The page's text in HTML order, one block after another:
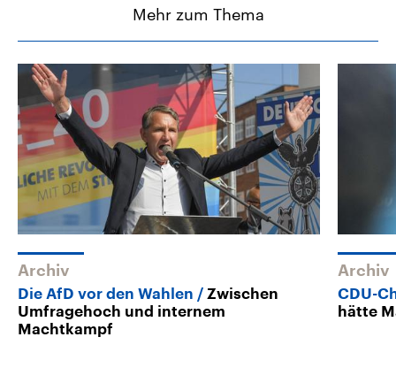
Mehr zum Thema
Archiv
Die AfD vor den Wahlen
Zwischen
Umfragehoch und internem
Machtkampf
Archiv
CDU-
hätte